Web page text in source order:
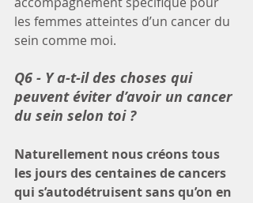
les femmes atteintes d’un cancer du
sein comme moi.
Q6 - Y a-t-il des choses qui
peuvent éviter d’avoir un cancer
du sein selon toi ?
Naturellement nous créons tous
les jours des centaines de cancers
qui s’autodétruisent sans qu’on en